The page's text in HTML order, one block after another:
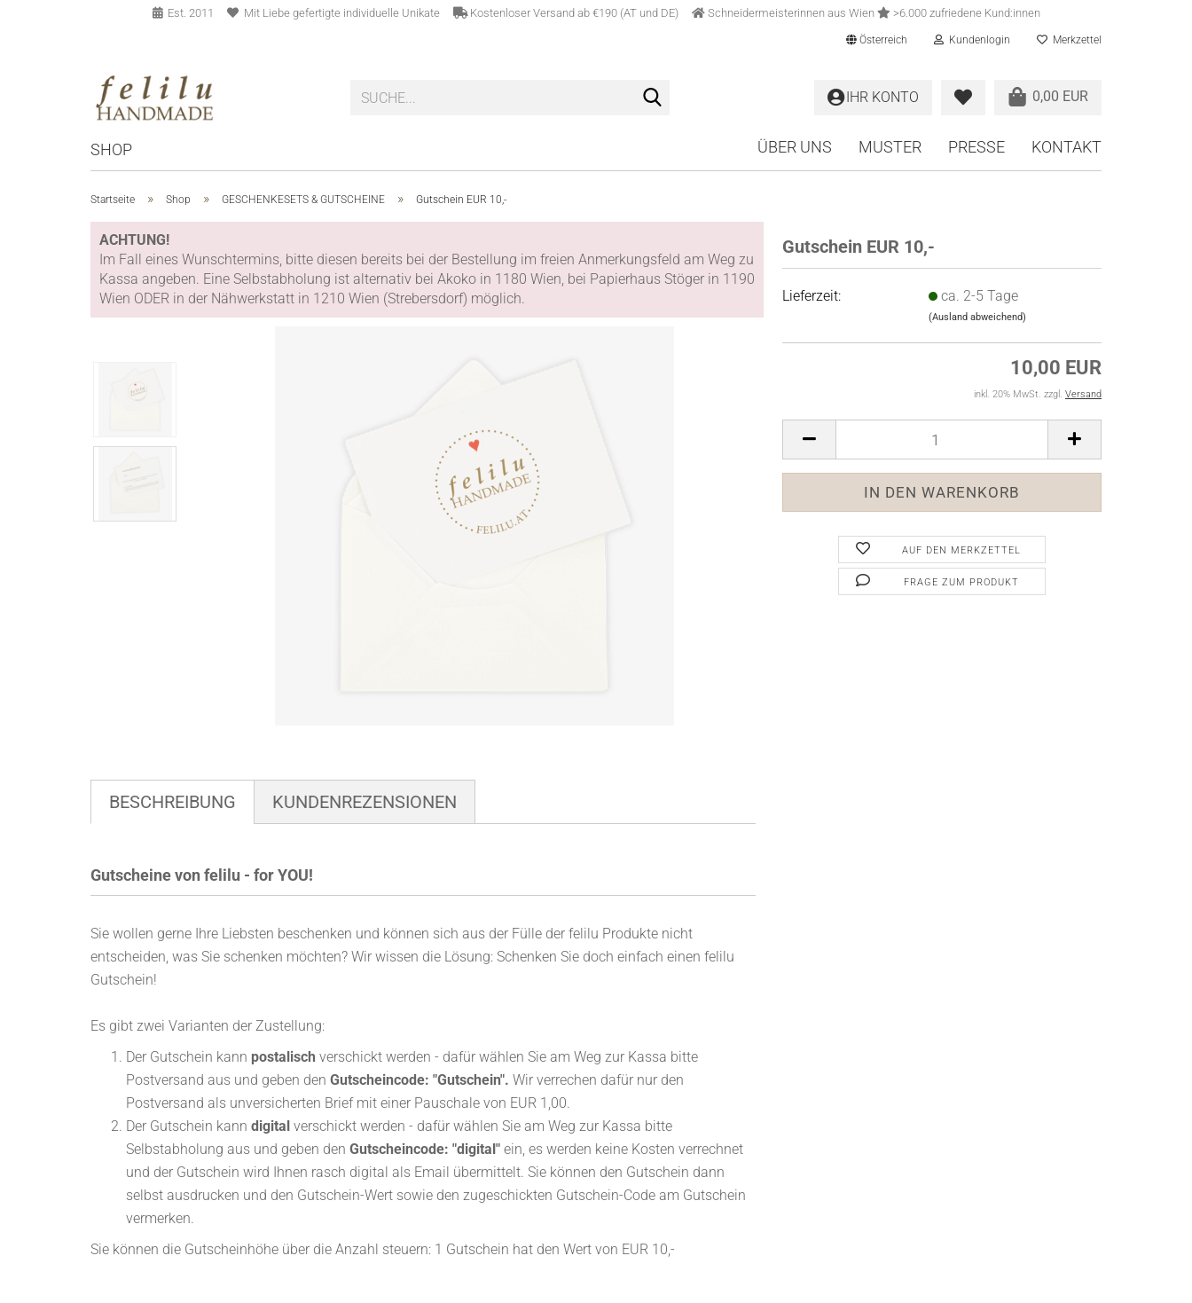
Est. 2011 Mit Liebe gefertigte individuelle Unikate Kostenloser Versand ab €190 (AT und DE) Schneidermeisterinnen aus Wien >6.000 zufriedene Kund:innen
Österreich Kundenlogin Merkzettel
0,00 EUR
IHR KONTO
SHOP ÜBER UNS MUSTER PRESSE KONTAKT
Startseite » Shop » GESCHENKESETS & GUTSCHEINE » Gutschein EUR 10,-
ACHTUNG!
Im Fall eines Wunschtermins, bitte diesen bereits bei der Bestellung im freien Anmerkungsfeld am Weg zu
Kassa angeben. Eine Selbstabholung ist alternativ bei Akoko in 1180 Wien, bei Papierhaus Stöger in 1190
Wien ODER in der Nähwerkstatt in 1210 Wien (Strebersdorf) möglich.
Gutschein EUR 10,-
Lieferzeit: ca. 2-5 Tage
(Ausland abweichend)
10,00 EUR
inkl. 20% MwSt. zzgl. Versand
AUF DEN MERKZETTEL
FRAGE ZUM PRODUKT
BESCHREIBUNG KUNDENREZENSIONEN
Gutscheine von felilu - for YOU!
Sie wollen gerne Ihre Liebsten beschenken und können sich aus der Fülle der felilu Produkte nicht
entscheiden, was Sie schenken möchten? Wir wissen die Lösung: Schenken Sie doch einfach einen felilu
Gutschein!
Es gibt zwei Varianten der Zustellung:
Der Gutschein kann postalisch verschickt werden - dafür wählen Sie am Weg zur Kassa bitte
Postversand aus und geben den Gutscheincode: "Gutschein". Wir verrechen dafür nur den
Postversand als unversicherten Brief mit einer Pauschale von EUR 1,00.
Der Gutschein kann digital verschickt werden - dafür wählen Sie am Weg zur Kassa bitte
Selbstabholung aus und geben den Gutscheincode: "digital" ein, es werden keine Kosten verrechnet
und der Gutschein wird Ihnen rasch digital als Email übermittelt. Sie können den Gutschein dann
selbst ausdrucken und den Gutschein-Wert sowie den zugeschickten Gutschein-Code am Gutschein
vermerken.
Sie können die Gutscheinhöhe über die Anzahl steuern: 1 Gutschein hat den Wert von EUR 10,-